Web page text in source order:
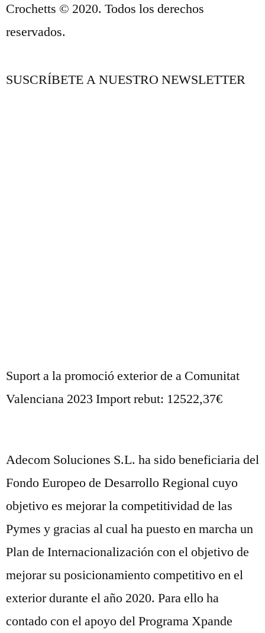
Crochetts © 2020. Todos los derechos
reservados.
SUSCRÍBETE A NUESTRO NEWSLETTER
Suport a la promoció exterior de a Comunitat
Valenciana 2023 Import rebut: 12522,37€
Adecom Soluciones S.L. ha sido beneficiaria del
Fondo Europeo de Desarrollo Regional cuyo
objetivo es mejorar la competitividad de las
Pymes y gracias al cual ha puesto en marcha un
Plan de Internacionalización con el objetivo de
mejorar su posicionamiento competitivo en el
exterior durante el año 2020. Para ello ha
contado con el apoyo del Programa Xpande